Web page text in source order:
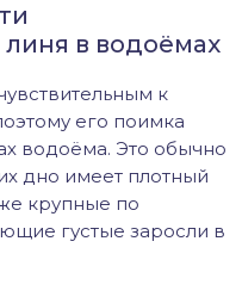
в водоёмах
к
его поимка
водоёма. Это обычно
дно имеет плотный
крупные по
густые заросли в